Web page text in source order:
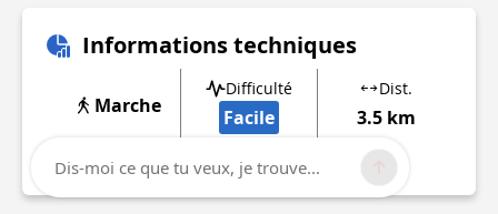
Informations techniques
Marche
Difficulté
Facile
Dist.
3.5 km
Afficher plus d'informations
Dis-moi ce que tu veux, je trouve...